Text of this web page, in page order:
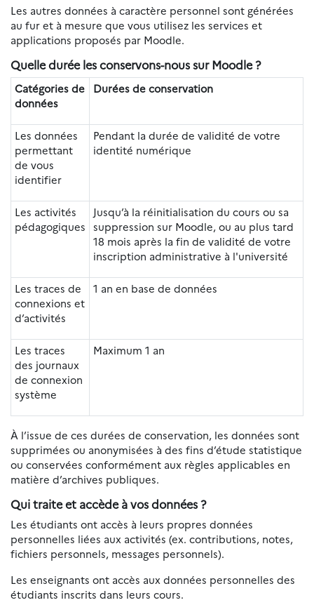
Les autres données à caractère personnel sont générées
au fur et à mesure que vous utilisez les services et
applications proposés par Moodle.
Quelle durée les conservons-nous sur Moodle ?
Catégories de
données
Durées de conservation
Les données
permettant
de vous
identifier
Pendant la durée de validité de votre
identité numérique
Les activités
pédagogiques
Jusqu’à la réinitialisation du cours ou sa
suppression sur Moodle, ou au plus tard
18 mois après la fin de validité de votre
inscription administrative à l'université
Les traces de
connexions et
d’activités
1 an en base de données
Les traces
des journaux
de connexion
système
Maximum 1 an
À l’issue de ces durées de conservation, les données sont
supprimées ou anonymisées à des fins d’étude statistique
ou conservées conformément aux règles applicables en
matière d’archives publiques.
Qui traite et accède à vos données ?
Les étudiants ont accès à leurs propres données
personnelles liées aux activités (ex. contributions, notes,
fichiers personnels, messages personnels).
Les enseignants ont accès aux données personnelles des
étudiants inscrits dans leurs cours.